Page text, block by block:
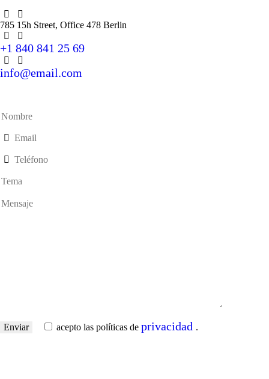
785 15h Street, Office 478 Berlin
+1 840 841 25 69
info@email.com
acepto las políticas de privacidad .